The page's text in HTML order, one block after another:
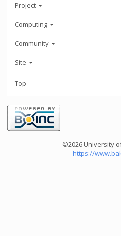
Project
Computing
Community
Site
Top
©2026 University
https://